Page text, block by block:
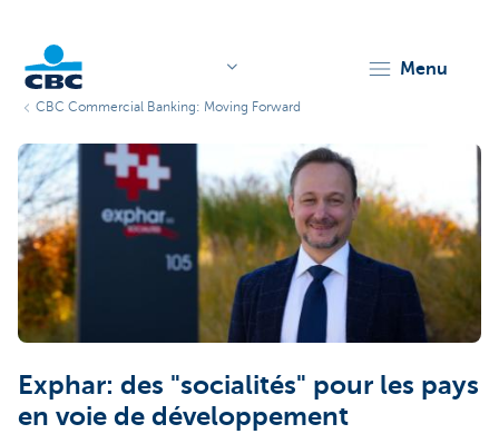
Corporate
menu
CBC Commercial Banking: Moving Forward
Exphar: des "socialités" pour les pays
en voie de développement